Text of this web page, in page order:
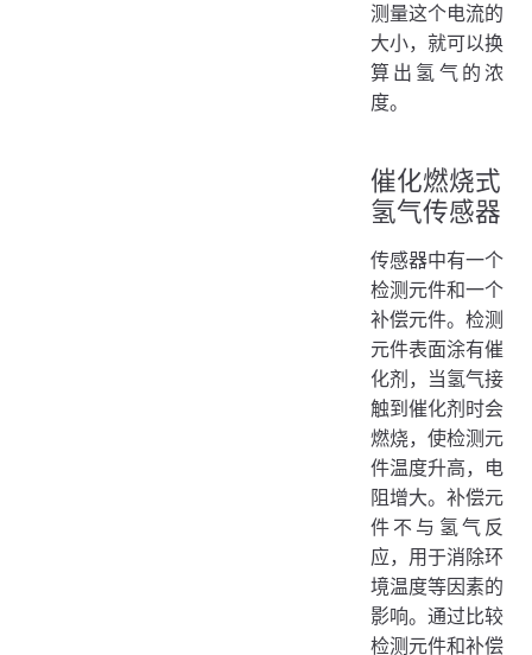
测量这个电流的
大小，就可以换
算出氢气的浓
度。
催化燃烧式
氢气传感器
传感器中有一个
检测元件和一个
补偿元件。检测
元件表面涂有催
化剂，当氢气接
触到催化剂时会
燃烧，使检测元
件温度升高，电
阻增大。补偿元
件不与氢气反
应，用于消除环
境温度等因素的
影响。通过比较
检测元件和补偿